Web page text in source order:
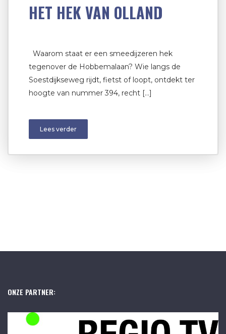
HET HEK VAN OLLAND
Waarom staat er een smeedijzeren hek
tegenover de Hobbemalaan? Wie langs de
Soestdijkseweg rijdt, fietst of loopt, ontdekt ter
hoogte van nummer 394, recht […]
Lees verder
ONZE PARTNER: